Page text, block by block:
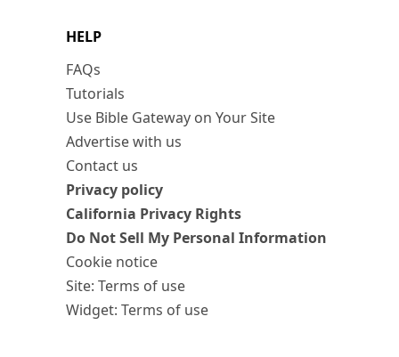
HELP
FAQs
Tutorials
Use Bible Gateway on Your Site
Advertise with us
Contact us
Privacy policy
California Privacy Rights
Do Not Sell My Personal Information
Cookie notice
Site: Terms of use
Widget: Terms of use